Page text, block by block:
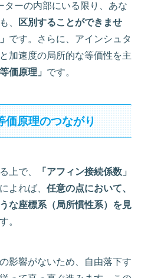
ターの内部にいる限り、あな
、
区別することができませ
です。さらに、アインシュタ
加速度の局所的な等価性を主
価原理」 です。
価原理のつながり
上で、
「アフィン接続係数」
よれば、 任意の点において、
な座標系（局所慣性系）を見
。
影響がないため、自由落下す